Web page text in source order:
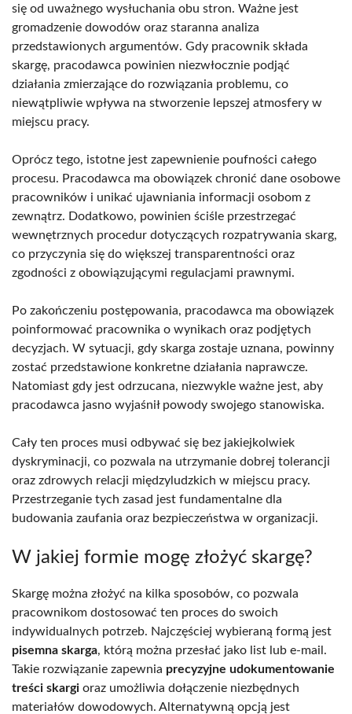
się od uważnego wysłuchania obu stron. Ważne jest
gromadzenie dowodów oraz staranna analiza
przedstawionych argumentów. Gdy pracownik składa
skargę, pracodawca powinien niezwłocznie podjąć
działania zmierzające do rozwiązania problemu, co
niewątpliwie wpływa na stworzenie lepszej atmosfery w
miejscu pracy.
Oprócz tego, istotne jest zapewnienie poufności całego
procesu. Pracodawca ma obowiązek chronić dane osobowe
pracowników i unikać ujawniania informacji osobom z
zewnątrz. Dodatkowo, powinien ściśle przestrzegać
wewnętrznych procedur dotyczących rozpatrywania skarg,
co przyczynia się do większej transparentności oraz
zgodności z obowiązującymi regulacjami prawnymi.
Po zakończeniu postępowania, pracodawca ma obowiązek
poinformować pracownika o wynikach oraz podjętych
decyzjach. W sytuacji, gdy skarga zostaje uznana, powinny
zostać przedstawione konkretne działania naprawcze.
Natomiast gdy jest odrzucana, niezwykle ważne jest, aby
pracodawca jasno wyjaśnił powody swojego stanowiska.
Cały ten proces musi odbywać się bez jakiejkolwiek
dyskryminacji, co pozwala na utrzymanie dobrej tolerancji
oraz zdrowych relacji międzyludzkich w miejscu pracy.
Przestrzeganie tych zasad jest fundamentalne dla
budowania zaufania oraz bezpieczeństwa w organizacji.
W jakiej formie mogę złożyć skargę?
Skargę można złożyć na kilka sposobów, co pozwala
pracownikom dostosować ten proces do swoich
indywidualnych potrzeb. Najczęściej wybieraną formą jest
pisemna skarga, którą można przesłać jako list lub e-mail.
Takie rozwiązanie zapewnia precyzyjne udokumentowanie
treści skargi oraz umożliwia dołączenie niezbędnych
materiałów dowodowych. Alternatywną opcją jest